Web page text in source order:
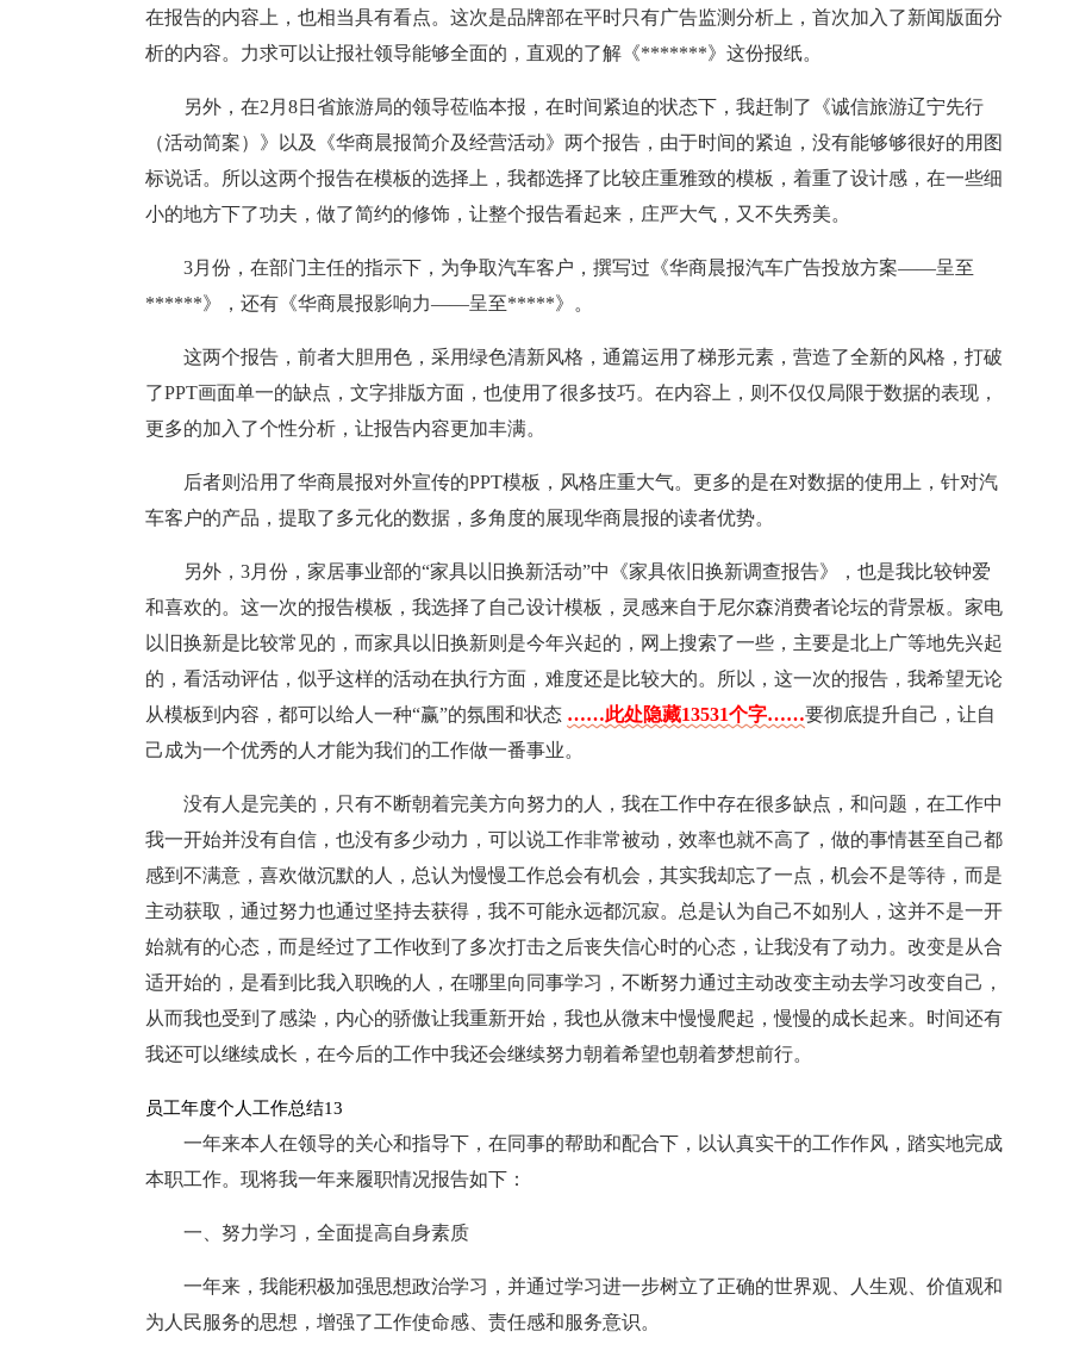
在报告的内容上，也相当具有看点。这次是品牌部在平时只有广告监测分析上，首次加入了新闻版面分
析的内容。力求可以让报社领导能够全面的，直观的了解《*******》这份报纸。
另外，在2月8日省旅游局的领导莅临本报，在时间紧迫的状态下，我赶制了《诚信旅游辽宁先行
（活动简案）》以及《华商晨报简介及经营活动》两个报告，由于时间的紧迫，没有能够够很好的用图
标说话。所以这两个报告在模板的选择上，我都选择了比较庄重雅致的模板，着重了设计感，在一些细
小的地方下了功夫，做了简约的修饰，让整个报告看起来，庄严大气，又不失秀美。
3月份，在部门主任的指示下，为争取汽车客户，撰写过《华商晨报汽车广告投放方案——呈至
******》，还有《华商晨报影响力——呈至*****》。
这两个报告，前者大胆用色，采用绿色清新风格，通篇运用了梯形元素，营造了全新的风格，打破
了PPT画面单一的缺点，文字排版方面，也使用了很多技巧。在内容上，则不仅仅局限于数据的表现，
更多的加入了个性分析，让报告内容更加丰满。
后者则沿用了华商晨报对外宣传的PPT模板，风格庄重大气。更多的是在对数据的使用上，针对汽
车客户的产品，提取了多元化的数据，多角度的展现华商晨报的读者优势。
另外，3月份，家居事业部的“家具以旧换新活动”中《家具依旧换新调查报告》，也是我比较钟爱
和喜欢的。这一次的报告模板，我选择了自己设计模板，灵感来自于尼尔森消费者论坛的背景板。家电
以旧换新是比较常见的，而家具以旧换新则是今年兴起的，网上搜索了一些，主要是北上广等地先兴起
的，看活动评估，似乎这样的活动在执行方面，难度还是比较大的。所以，这一次的报告，我希望无论
从模板到内容，都可以给人一种“赢”的氛围和状态 ……此处隐藏13531个字……要彻底提升自己，让自
己成为一个优秀的人才能为我们的工作做一番事业。
没有人是完美的，只有不断朝着完美方向努力的人，我在工作中存在很多缺点，和问题，在工作中
我一开始并没有自信，也没有多少动力，可以说工作非常被动，效率也就不高了，做的事情甚至自己都
感到不满意，喜欢做沉默的人，总认为慢慢工作总会有机会，其实我却忘了一点，机会不是等待，而是
主动获取，通过努力也通过坚持去获得，我不可能永远都沉寂。总是认为自己不如别人，这并不是一开
始就有的心态，而是经过了工作收到了多次打击之后丧失信心时的心态，让我没有了动力。改变是从合
适开始的，是看到比我入职晚的人，在哪里向同事学习，不断努力通过主动改变主动去学习改变自己，
从而我也受到了感染，内心的骄傲让我重新开始，我也从微末中慢慢爬起，慢慢的成长起来。时间还有
我还可以继续成长，在今后的工作中我还会继续努力朝着希望也朝着梦想前行。
员工年度个人工作总结13
一年来本人在领导的关心和指导下，在同事的帮助和配合下，以认真实干的工作作风，踏实地完成
本职工作。现将我一年来履职情况报告如下：
一、努力学习，全面提高自身素质
一年来，我能积极加强思想政治学习，并通过学习进一步树立了正确的世界观、人生观、价值观和
为人民服务的思想，增强了工作使命感、责任感和服务意识。